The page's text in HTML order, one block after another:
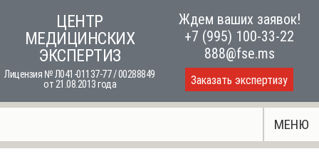
content
ЦЕНТР
МЕДИЦИНСКИХ
ЭКСПЕРТИЗ
Лицензия № Л041-01137-77 / 00288849
от 21.08.2013 года
Ждем ваших заявок!
+7 (995) 100-33-22
888@fse.ms
Заказать экспертизу
МЕНЮ